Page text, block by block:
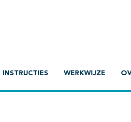
INSTRUCTIES WERKWIJZE